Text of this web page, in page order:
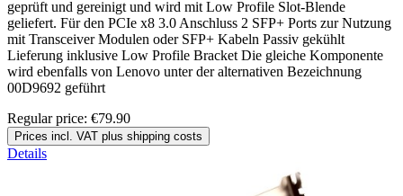
geprüft und gereinigt und wird mit Low Profile Slot-Blende
geliefert. Für den PCIe x8 3.0 Anschluss 2 SFP+ Ports zur Nutzung
mit Transceiver Modulen oder SFP+ Kabeln Passiv gekühlt
Lieferung inklusive Low Profile Bracket Die gleiche Komponente
wird ebenfalls von Lenovo unter der alternativen Bezeichnung
00D9692 geführt
Regular price: €79.90
Prices incl. VAT plus shipping costs
Details